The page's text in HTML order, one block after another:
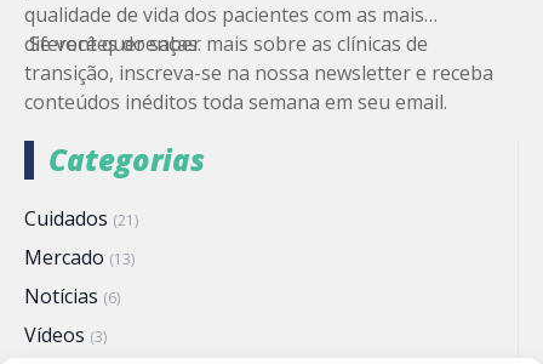
Categorias
Cuidados (21)
Mercado (13)
Notícias (6)
Vídeos (3)
qualidade de vida dos pacientes com as mais
diferentes doenças.
Se você quer saber mais sobre as clínicas de
transição, inscreva-se na nossa newslettere receba
conteúdos inéditos toda semana em seu email.